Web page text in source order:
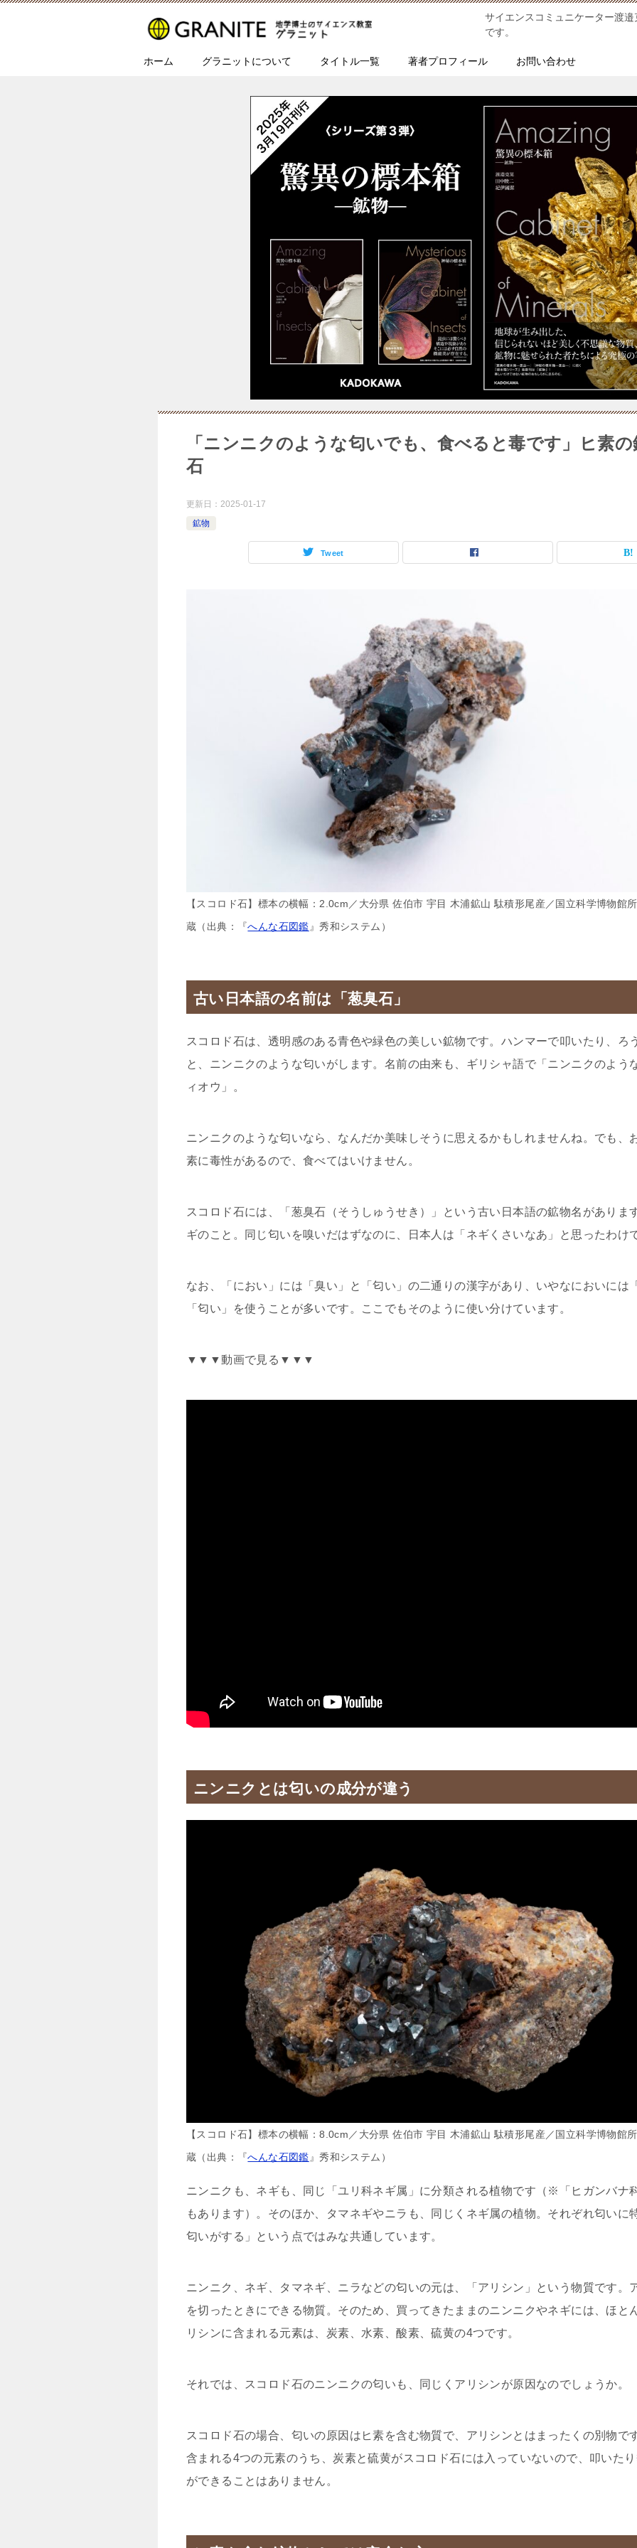
サイエンスコミュニケーター渡
です。
ホーム グラニットについて タイトル一覧 著者プロフィール お問い合わせ
「ニンニクのような匂いでも、食べると毒です」ヒ素
石
更新日： 2025-01-17
鉱物
Tweet
【スコロド石】標本の横幅：2.0cm／大分県 佐伯市 宇目 木浦鉱山 駄積形尾産／国立科学博物館所
蔵（出典：『へんな石図鑑 』秀和システム）
古い日本語の名前は「葱臭石」
スコロド石は、透明感のある青色や緑色の美しい鉱物です。ハンマーで叩いたり、ろ
と、ニンニクのような匂いがします。名前の由来も、ギリシャ語で「ニンニクのよう
ィオウ」。
ニンニクのような匂いなら、なんだか美味しそうに思えるかもしれませんね。でも、
素に毒性があるので、食べてはいけません。
スコロド石には、「葱臭石（そうしゅうせき）」という古い日本語の鉱物名がありま
ギのこと。同じ匂いを嗅いだはずなのに、日本人は「ネギくさいなあ」と思ったわけ
なお、「におい」には「臭い」と「匂い」の二通りの漢字があり、いやなにおいには
「匂い」を使うことが多いです。ここでもそのように使い分けています。
▼▼▼動画で見る▼▼▼
ニンニクとは匂いの成分が違う
【スコロド石】標本の横幅：8.0cm／大分県 佐伯市 宇目 木浦鉱山 駄積形尾産／国立科学博物館所
蔵（出典：『へんな石図鑑 』秀和システム）
ニンニクも、ネギも、同じ「ユリ科ネギ属」に分類される植物です（※「ヒガンバナ
もあります）。そのほか、タマネギやニラも、同じくネギ属の植物。それぞれ匂いに
匂いがする」という点ではみな共通しています。
ニンニク、ネギ、タマネギ、ニラなどの匂いの元は、「アリシン」という物質です。
を切ったときにできる物質。そのため、買ってきたままのニンニクやネギには、ほと
リシンに含まれる元素は、炭素、水素、酸素、硫黄の4つです。
それでは、スコロド石のニンニクの匂いも、同じくアリシンが原因なのでしょうか。
スコロド石の場合、匂いの原因はヒ素を含む物質で、アリシンとはまったくの別物で
含まれる4つの元素のうち、炭素と硫黄がスコロド石には入っていないので、叩いた
ができることはありません。